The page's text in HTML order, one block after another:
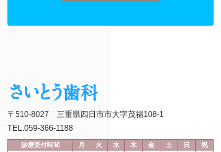
〒510-8027 三重県四日市市大字茂福108-1
TEL.059-366-1188
診療受付時間 月 火 水 木 金 土 日
祝